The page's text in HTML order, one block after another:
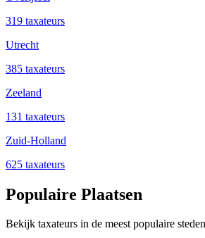
319 taxateurs
Utrecht
385 taxateurs
Zeeland
131 taxateurs
Zuid-Holland
625 taxateurs
Populaire Plaatsen
Bekijk taxateurs in de meest populaire